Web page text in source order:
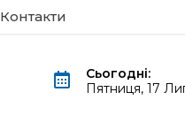
Контакти
Сьогодні:
Пятниця, 17